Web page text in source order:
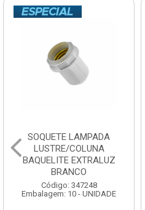
DISCO LIXA DIS-FLEX
CARBONO GRANITO E
MADEIRA 7” 60
Código: 123200
Embalagem: 10 - UNIDADE